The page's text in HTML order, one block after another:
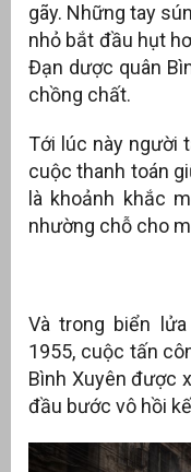
gãy. Những tay
nhỏ bắt đầu hụt
Đạn dược quân
chồng chất.
Tới lúc này người
cuộc thanh toán
là khoảnh khắc
nhường chỗ cho
Và trong biển
1955, cuộc tấn
Bình Xuyên được
đầu bước vô hồi